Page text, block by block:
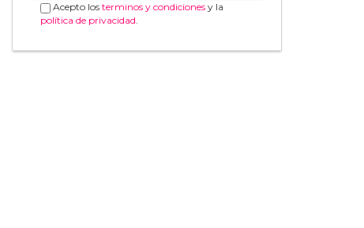
Acepto los terminos y condicionesy la
política de privacidad.